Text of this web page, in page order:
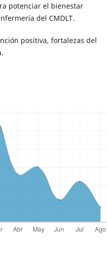
potenciar el bienestar
del CMDLT.
positiva, fortalezas del